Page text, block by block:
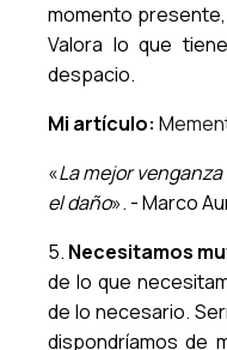
momento
Valora lo que
despacio.
Mi artículo: M
«La mejor
el daño». - Marco
5. Necesitamos
de lo que
de lo necesario.
dispondríamos de